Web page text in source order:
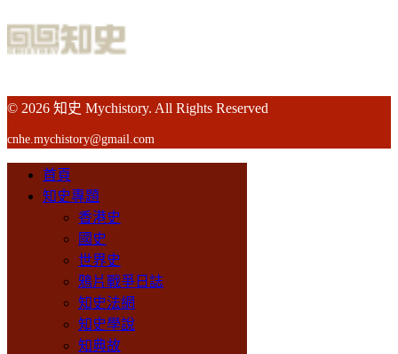
© 2026 知史 Mychistory. All Rights Reserved
cnhe.mychistory@gmail.com
首頁
知史專題
香港史
國史
世界史
鴉片戰爭日誌
知史法網
知史學說
知典故